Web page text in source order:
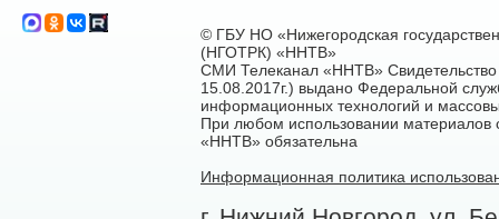
© ГБУ НО «Нижегородская
(НГОТРК) «ННТВ»
СМИ Телеканал «ННТВ»
15.08.2017г.) выдано Федеральной
информационных технологий и
При любом использовании материалов
«ННТВ» обязательна
Информационная политика